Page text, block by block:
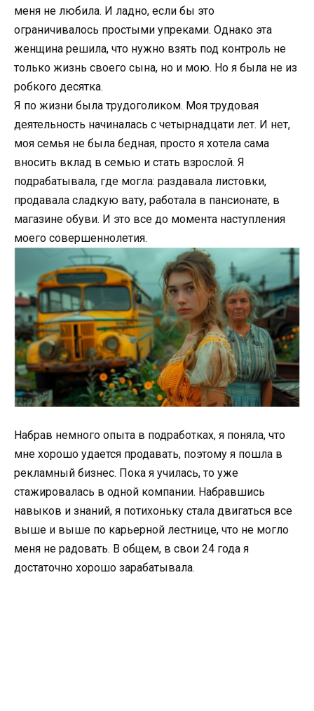
меня не любила. И ладно, если бы это
ограничивалось простыми упреками. Однако эта
женщина решила, что нужно взять под контроль не
только жизнь своего сына, но и мою. Но я была не из
робкого десятка.
Я по жизни была трудоголиком. Моя трудовая
деятельность начиналась с четырнадцати лет. И нет,
моя семья не была бедная, просто я хотела сама
вносить вклад в семью и стать взрослой. Я
подрабатывала, где могла: раздавала листовки,
продавала сладкую вату, работала в пансионате, в
магазине обуви. И это все до момента наступления
моего совершеннолетия.
Набрав немного опыта в подработках, я поняла, что
мне хорошо удается продавать, поэтому я пошла в
рекламный бизнес. Пока я училась, то уже
стажировалась в одной компании. Набравшись
навыков и знаний, я потихоньку стала двигаться все
выше и выше по карьерной лестнице, что не могло
меня не радовать. В общем, в свои 24 года я
достаточно хорошо зарабатывала.